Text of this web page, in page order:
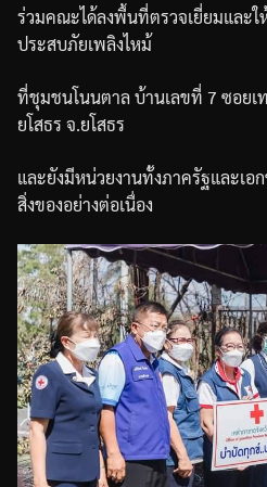
ร่วมคณะได้ลงพื้นที่ตรวจเยี่ยมและใ
ประสบภัยเพลิงไหม้
ที่ชุมชนโนนตาล บ้านเลขที่ 7 ซอยเ
ยโสธร จ.ยโสธร
และยังมีหน่วยงานทั้งภาครัฐและเอ
สิ่งของอย่างต่อเนื่อง